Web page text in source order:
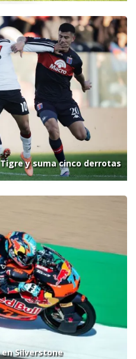
y suma cinco derrotas
Silverstone